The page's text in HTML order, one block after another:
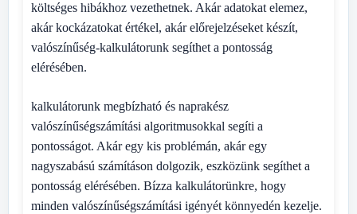
költséges hibákhoz vezethetnek. Akár adatokat elemez,
akár kockázatokat értékel, akár előrejelzéseket készít,
valószínűség-kalkulátorunk segíthet a pontosság
elérésében.
kalkulátorunk megbízható és naprakész
valószínűségszámítási algoritmusokkal segíti a
pontosságot. Akár egy kis problémán, akár egy
nagyszabású számításon dolgozik, eszközünk segíthet a
pontosság elérésében. Bízza kalkulátorünkre, hogy
minden valószínűségszámítási igényét könnyedén kezelje.